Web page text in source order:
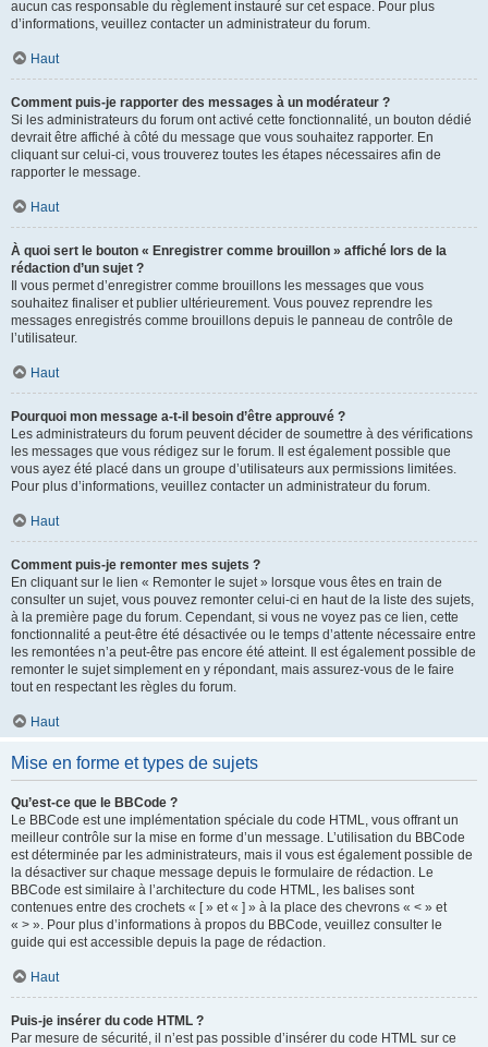
aucun cas responsable du règlement instauré sur cet espace. Pour plus
d’informations, veuillez contacter un administrateur du forum.
Haut
Comment puis-je rapporter des messages à un modérateur ?
Si les administrateurs du forum ont activé cette fonctionnalité, un bouton dédié
devrait être affiché à côté du message que vous souhaitez rapporter. En
cliquant sur celui-ci, vous trouverez toutes les étapes nécessaires afin de
rapporter le message.
Haut
À quoi sert le bouton « Enregistrer comme brouillon » affiché lors de la
rédaction d’un sujet ?
Il vous permet d’enregistrer comme brouillons les messages que vous
souhaitez finaliser et publier ultérieurement. Vous pouvez reprendre les
messages enregistrés comme brouillons depuis le panneau de contrôle de
l’utilisateur.
Haut
Pourquoi mon message a-t-il besoin d’être approuvé ?
Les administrateurs du forum peuvent décider de soumettre à des vérifications
les messages que vous rédigez sur le forum. Il est également possible que
vous ayez été placé dans un groupe d’utilisateurs aux permissions limitées.
Pour plus d’informations, veuillez contacter un administrateur du forum.
Haut
Comment puis-je remonter mes sujets ?
En cliquant sur le lien « Remonter le sujet » lorsque vous êtes en train de
consulter un sujet, vous pouvez remonter celui-ci en haut de la liste des sujets,
à la première page du forum. Cependant, si vous ne voyez pas ce lien, cette
fonctionnalité a peut-être été désactivée ou le temps d’attente nécessaire entre
les remontées n’a peut-être pas encore été atteint. Il est également possible de
remonter le sujet simplement en y répondant, mais assurez-vous de le faire
tout en respectant les règles du forum.
Haut
Mise en forme et types de sujets
Qu’est-ce que le BBCode ?
Le BBCode est une implémentation spéciale du code HTML, vous offrant un
meilleur contrôle sur la mise en forme d’un message. L’utilisation du BBCode
est déterminée par les administrateurs, mais il vous est également possible de
la désactiver sur chaque message depuis le formulaire de rédaction. Le
BBCode est similaire à l’architecture du code HTML, les balises sont
contenues entre des crochets « [ » et « ] » à la place des chevrons « < » et
« > ». Pour plus d’informations à propos du BBCode, veuillez consulter le
guide qui est accessible depuis la page de rédaction.
Haut
Puis-je insérer du code HTML ?
Par mesure de sécurité, il n’est pas possible d’insérer du code HTML sur ce